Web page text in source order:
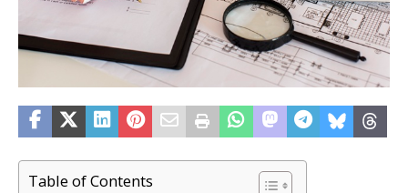
Table of Contents